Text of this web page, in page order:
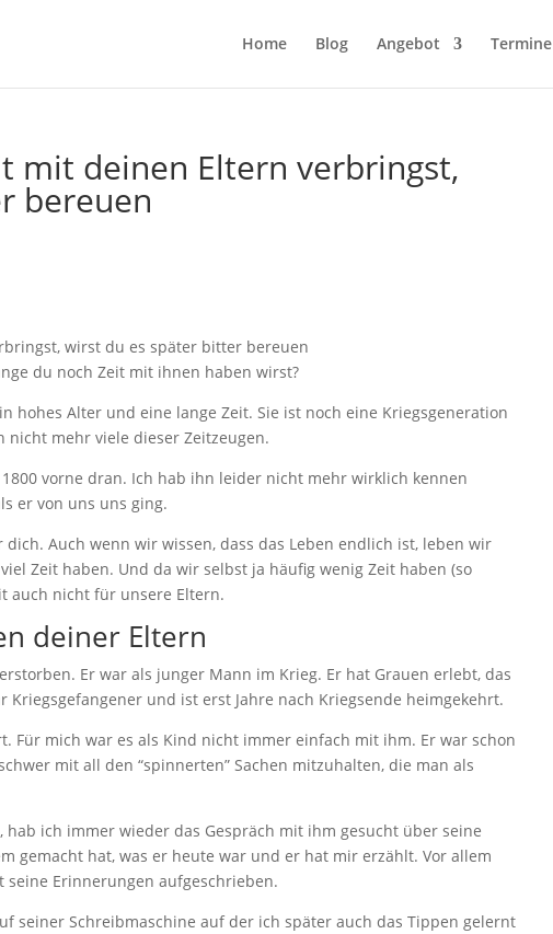
Home Blog Angebot Termine
mit deinen Eltern verbringst,
bereuen
du noch Zeit mit ihnen haben wirst?
hohes Alter und eine lange Zeit. Sie ist noch eine Kriegsgeneration
mehr viele dieser Zeitzeugen.
vorne dran. Ich hab ihn leider nicht mehr wirklich kennen
er von uns uns ging.
Auch wenn wir wissen, dass das Leben endlich ist, leben wir
Zeit haben. Und da wir selbst ja häufig wenig Zeit haben (so
auch nicht für unsere Eltern.
deiner Eltern
Er war als junger Mann im Krieg. Er hat Grauen erlebt, das
und ist erst Jahre nach Kriegsende heimgekehrt.
Für mich war es als Kind nicht immer einfach mit ihm. Er war schon
mit all den “spinnerten” Sachen mitzuhalten, die man als
ich immer wieder das Gespräch mit ihm gesucht über seine
gemacht hat, was er heute war und er hat mir erzählt. Vor allem
Erinnerungen aufgeschrieben.
seiner Schreibmaschine auf der ich später auch das Tippen gelernt